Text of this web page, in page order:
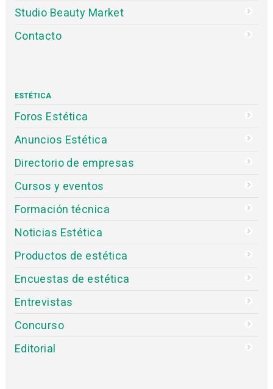
Studio Beauty Market
Contacto
ESTÉTICA
Foros Estética
Anuncios Estética
Directorio de empresas
Cursos y eventos
Formación técnica
Noticias Estética
Productos de estética
Encuestas de estética
Entrevistas
Concurso
Editorial